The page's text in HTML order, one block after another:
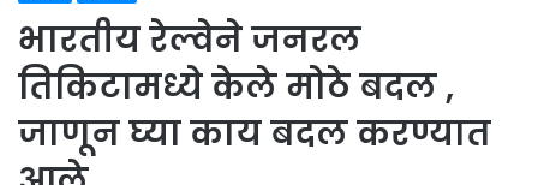
भारतीय रेल्वेने जनरल
तिकिटामध्ये केले मोठे बदल ,
जाणून घ्या काय बदल करण्यात